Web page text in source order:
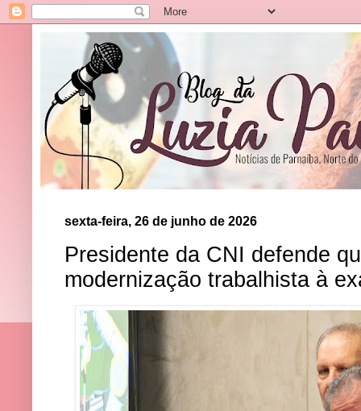
sexta-feira, 26 de junho de 2026
Presidente da CNI defende
modernização trabalhista à